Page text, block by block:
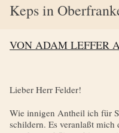
Keps in
VON ADAM LEFFER
Lieber Herr Felder!
Wie innigen Antheil ich für
schildern. Es veranlaßt